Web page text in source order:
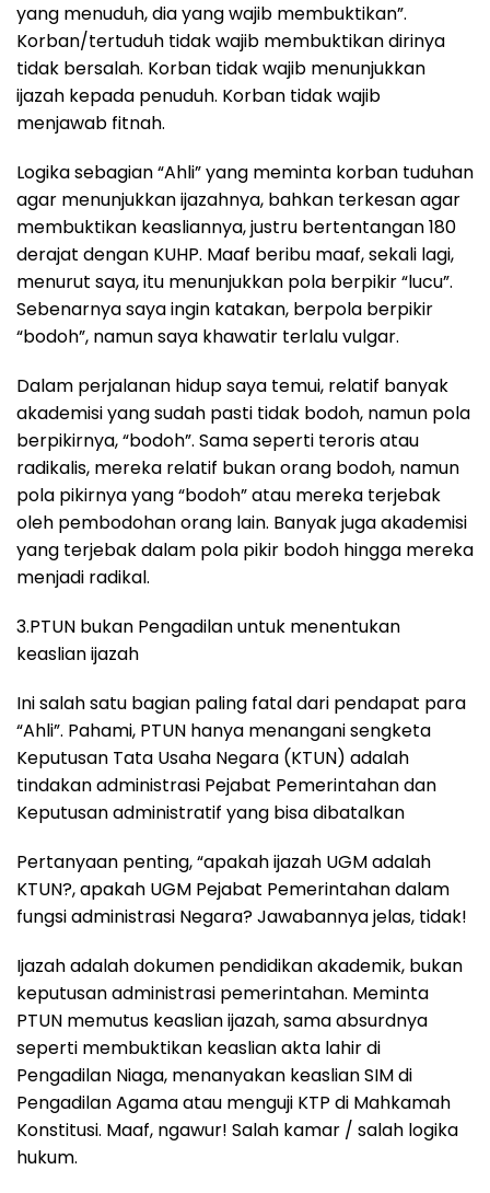
yang menuduh, dia yang wajib membuktikan”.
Korban/tertuduh tidak wajib membuktikan dirinya
tidak bersalah. Korban tidak wajib menunjukkan
ijazah kepada penuduh. Korban tidak wajib
menjawab fitnah.
Logika sebagian “Ahli” yang meminta korban tuduhan
agar menunjukkan ijazahnya, bahkan terkesan agar
membuktikan keasliannya, justru bertentangan 180
derajat dengan KUHP. Maaf beribu maaf, sekali lagi,
menurut saya, itu menunjukkan pola berpikir “lucu”.
Sebenarnya saya ingin katakan, berpola berpikir
“bodoh”, namun saya khawatir terlalu vulgar.
Dalam perjalanan hidup saya temui, relatif banyak
akademisi yang sudah pasti tidak bodoh, namun pola
berpikirnya, “bodoh”. Sama seperti teroris atau
radikalis, mereka relatif bukan orang bodoh, namun
pola pikirnya yang “bodoh” atau mereka terjebak
oleh pembodohan orang lain. Banyak juga akademisi
yang terjebak dalam pola pikir bodoh hingga mereka
menjadi radikal.
3.PTUN bukan Pengadilan untuk menentukan
keaslian ijazah
Ini salah satu bagian paling fatal dari pendapat para
“Ahli”. Pahami, PTUN hanya menangani sengketa
Keputusan Tata Usaha Negara (KTUN) adalah
tindakan administrasi Pejabat Pemerintahan dan
Keputusan administratif yang bisa dibatalkan
Pertanyaan penting, “apakah ijazah UGM adalah
KTUN?, apakah UGM Pejabat Pemerintahan dalam
fungsi administrasi Negara? Jawabannya jelas, tidak!
Ijazah adalah dokumen pendidikan akademik, bukan
keputusan administrasi pemerintahan. Meminta
PTUN memutus keaslian ijazah, sama absurdnya
seperti membuktikan keaslian akta lahir di
Pengadilan Niaga, menanyakan keaslian SIM di
Pengadilan Agama atau menguji KTP di Mahkamah
Konstitusi. Maaf, ngawur! Salah kamar / salah logika
hukum.